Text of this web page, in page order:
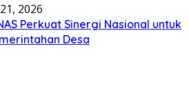
2026
Perkuat Sinergi Nasional untuk
Desa